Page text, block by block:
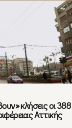
κλήσεις οι 388
Αττικής